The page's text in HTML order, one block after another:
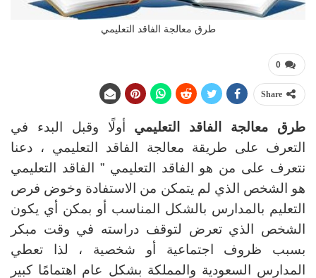
طرق معالجة الفاقد التعليمي
0
Share
طرق معالجة الفاقد التعليمي أولًا وقبل البدء في
التعرف على طريقة معالجة الفاقد التعليمي ، دعنا
نتعرف على من هو الفاقد التعليمي ” الفاقد التعليمي
هو الشخص الذي لم يتمكن من الاستفادة وخوض فرص
التعليم بالمدارس بالشكل المناسب أو بمكن أي يكون
الشخص الذي تعرض لتوقف دراسته في وقت مبكر
بسبب ظروف اجتماعية أو شخصية ، لذا تعطي
المدارس السعودية والمملكة بشكل عام اهتمامًا كبير